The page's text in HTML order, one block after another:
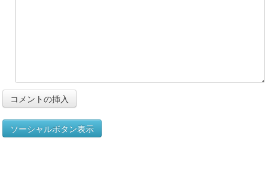
ソーシャルボタン表示